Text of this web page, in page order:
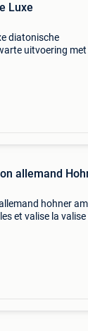
Luxe
diatonische
uitvoering
allemand
hohner
et valise la valise